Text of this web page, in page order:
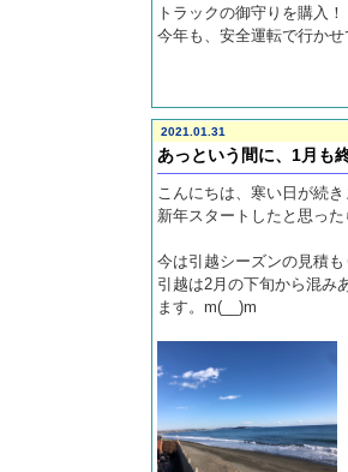
トラックの御守りを購入
今年も、安全運転で行か
2021.01.31
あっという間に、1月も
こんにちは、寒い日が続
新年スタートしたと思っ
今は引越シーズンの見積
引越は2月の下旬から混み
ます。m(__)m